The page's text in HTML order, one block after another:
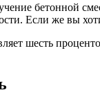
бетонной
Если же вы
шесть